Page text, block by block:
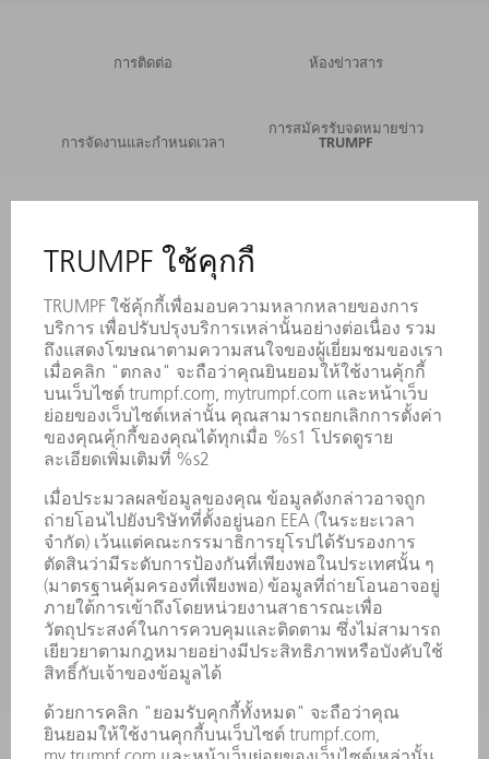
การติดต่อ ห้องข่าวสาร
การจัดงานและกำหนดเวลา
การสมัครรับจดหมายข่าว
TRUMPF
บริการออนไลน์
สถานที่ตั้ง
การจัดงานและกำหนดเวลา
การลงทะเบียนรับหนังสือพิมพ์
แผ่นข้อมูลด้านความปลอดภัย
ผลิตภัณฑ์
เครื่องจักร & ระบบ
เลเซอร์
เพาเวอร์อิเล็กทรอนิกส์
โรงงานอัจฉริยะ
ซอฟต์แวร์
บริการ
การใช้งาน
อุตสาหกรรมต่าง ๆ
บริษัท
อาชีพ
ข้อเสนอตำแหน่งงาน
โปรไฟล์บริษัท
รายงานประจำปี
หลักการดำเนินธุรกิจของบริษัท